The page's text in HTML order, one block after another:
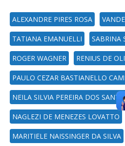
ALEXANDRE PIRES ROSA
TATIANA EMANUELLI SABRINA
ROGER WAGNER RENIUS DE
PAULO CEZAR BASTIANELLO
NEILA SILVIA PEREIRA DOS
NAGLEZI DE MENEZES LOVATTO
MARITIELE NAISSINGER DA SILVA